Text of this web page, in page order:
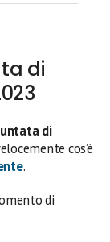
di
di
cos’è
.
di